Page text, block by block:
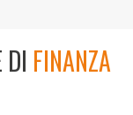
DI FINANZA